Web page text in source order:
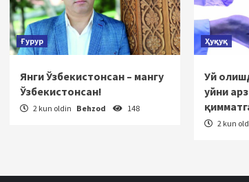
Ғурур
Янги Ўзбекистонсан – мангу
Ўзбекистонсан!
2 kun oldin Behzod 148
Ҳуқуқ
Уй
уйни
2 kun